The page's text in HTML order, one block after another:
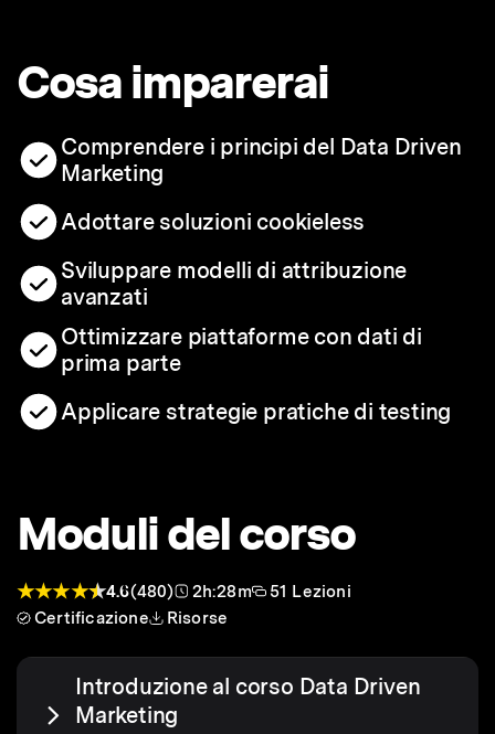
Cosa imparerai
Comprendere i principi del Data Driven
Marketing
Adottare soluzioni cookieless
Sviluppare modelli di attribuzione
avanzati
Ottimizzare piattaforme con dati di
prima parte
Applicare strategie pratiche di testing
Moduli del corso
4.6(480) 2h:28m
51 Lezioni
Certificazione
Risorse
Introduzione al corso Data Driven
Marketing